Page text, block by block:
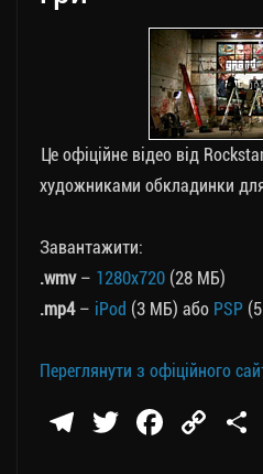
Це офіційне відео від
художниками обкладинки
Завантажити:
.wmv– 1280х720 (28 МБ)
.mp4– iPod (3 МБ) або PSP
Переглянути з офіційного
Te
T
Fa
C